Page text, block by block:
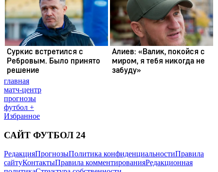
главная
матч-центр
прогнозы
футбол +
Избранное
САЙТ ФУТБОЛ 24
РедакцияПрогнозыПолитика конфиденциальностиПравила
сайтуКонтактыПравила комментированияРедакционная